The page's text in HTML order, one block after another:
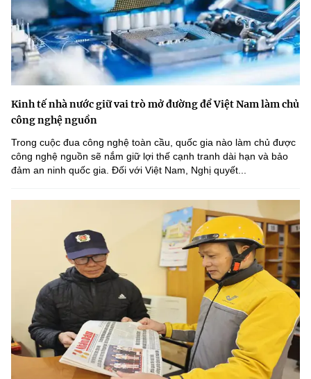
Kinh tế nhà nước giữ vai trò mở đường để Việt Nam làm chủ
công nghệ nguồn
Trong cuộc đua công nghệ toàn cầu, quốc gia nào làm chủ được
công nghệ nguồn sẽ nắm giữ lợi thế cạnh tranh dài hạn và bảo
đảm an ninh quốc gia. Đối với Việt Nam, Nghị quyết...